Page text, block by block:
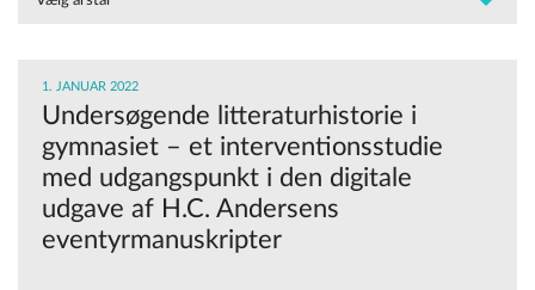
1. JANUAR 2022
Undersøgende litteraturhistorie i
gymnasiet – et interventionsstudie
med udgangspunkt i den digitale
udgave af H.C. Andersens
eventyrmanuskripter